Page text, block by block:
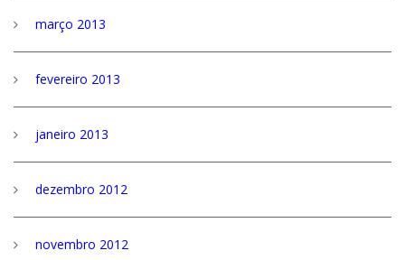
março 2013
fevereiro 2013
janeiro 2013
dezembro 2012
novembro 2012